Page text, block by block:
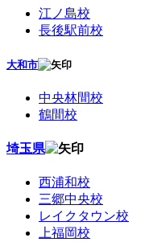
江ノ島校
長後駅前校
大和市
中央林間校
鶴間校
埼玉県
西浦和校
三郷中央校
レイクタウン校
上福岡校